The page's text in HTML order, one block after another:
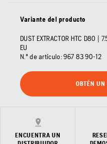
Variante del producto
DUST EXTRACTOR HTC D80 |
EU
N.º de artículo: 967 83 90‑12
OBTÉN UN
ENCUENTRA UN